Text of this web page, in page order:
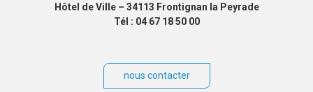
Hôtel de Ville – 34113 Frontignan la Peyrade
Tél : 04 67 18 50 00
nous contacter